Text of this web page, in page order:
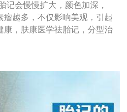
价”]皮肤美容超值体验 高颜值“晒”出来
元祛斑（网络预约免皮肤检查费用）
价”]皮肤美容超值体验 高颜值“晒”出来
会慢慢扩大，颜色加深，
瘤越多，不仅影响美观，引起
康，肤康医学祛胎记，分型治